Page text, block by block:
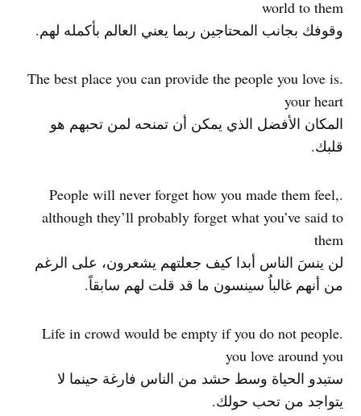
world to them
وقوفك بجانب المحتاجين ربما يعني العالم بأكمله لهم.
.The best place you can provide the people you love is
your heart
المكان الأفضل الذي يمكن أن تمنحه لمن تحبهم هو
قلبك.
.People will never forget how you made them feel,
although they’ll probably forget what you’ve said to
them
لن ينسَ الناس أبدا كيف جعلتهم يشعرون، على الرغم
من أنهم غالباُ سينسون ما قد قلت لهم سابقاً.
.Life in crowd would be empty if you do not people
you love around you
ستبدو الحياة وسط حشد من الناس فارغة حينما لا
يتواجد من تحب حولك.